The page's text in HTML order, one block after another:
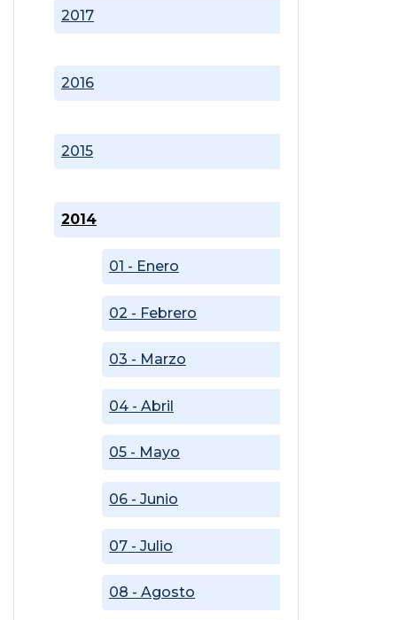
2014
01 - Enero
02 - Febrero
03 - Marzo
04 - Abril
05 - Mayo
06 - Junio
07 - Julio
08 - Agosto
2015
2016
2017